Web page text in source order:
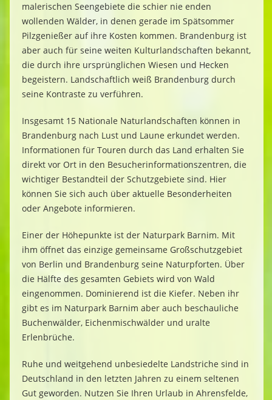
malerischen Seengebiete die schier nie enden
wollenden Wälder, in denen gerade im Spätsommer
Pilzgenießer auf ihre Kosten kommen. Brandenburg ist
aber auch für seine weiten Kulturlandschaften bekannt,
die durch ihre ursprünglichen Wiesen und Hecken
begeistern. Landschaftlich weiß Brandenburg durch
seine Kontraste zu verführen.
Insgesamt 15 Nationale Naturlandschaften können in
Brandenburg nach Lust und Laune erkundet werden.
Informationen für Touren durch das Land erhalten Sie
direkt vor Ort in den Besucherinformationszentren, die
wichtiger Bestandteil der Schutzgebiete sind. Hier
können Sie sich auch über aktuelle Besonderheiten
oder Angebote informieren.
Einer der Höhepunkte ist der Naturpark Barnim. Mit
ihm öffnet das einzige gemeinsame Großschutzgebiet
von Berlin und Brandenburg seine Naturpforten. Über
die Hälfte des gesamten Gebiets wird von Wald
eingenommen. Dominierend ist die Kiefer. Neben ihr
gibt es im Naturpark Barnim aber auch beschauliche
Buchenwälder, Eichenmischwälder und uralte
Erlenbrüche.
Ruhe und weitgehend unbesiedelte Landstriche sind in
Deutschland in den letzten Jahren zu einem seltenen
Gut geworden. Nutzen Sie Ihren Urlaub in Ahrensfelde,